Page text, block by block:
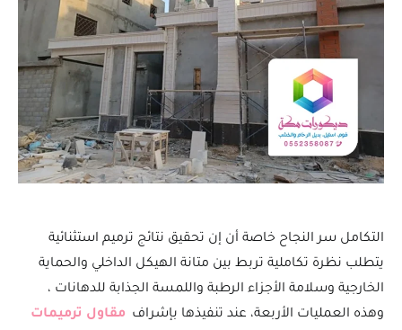
التكامل سر النجاح خاصة أن إن تحقيق نتائج ترميم استثنائية
يتطلب نظرة تكاملية تربط بين متانة الهيكل الداخلي والحماية
الخارجية وسلامة الأجزاء الرطبة واللمسة الجذابة للدهانات ،
وهذه العمليات الأربعة، عند تنفيذها بإشراف مقاول ترميمات